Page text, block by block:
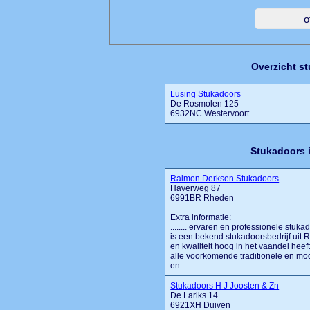
Overzicht
Lusing Stukadoors
De Rosmolen 125
6932NC Westervoort
Stukadoors
Raimon Derksen Stukadoors
Haverweg 87
6991BR Rheden
Extra informatie:
........ ervaren en professionele
is een bekend stukadoorsbedrijf uit
en kwaliteit hoog in het vaandel
alle voorkomende traditionele en
en.......
Stukadoors H J Joosten & Zn
De Lariks 14
6921XH Duiven